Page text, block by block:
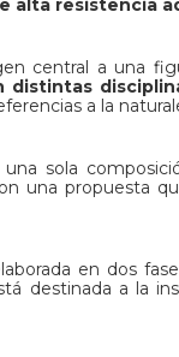
alta resistencia
central a una
a la
sola
una propuesta
en dos
destinada a la